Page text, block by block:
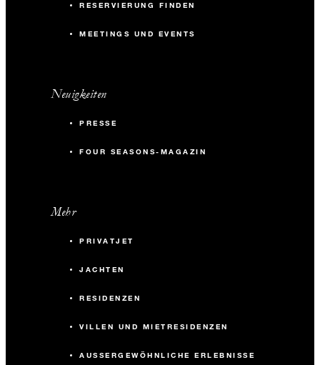
RESERVIERUNG FINDEN
MEETINGS UND EVENTS
Neuigkeiten
PRESSE
FOUR SEASONS-MAGAZIN
Mehr
PRIVATJET
JACHTEN
RESIDENZEN
VILLEN UND MIETRESIDENZEN
AUSSERGEWÖHNLICHE ERLEBNISSE